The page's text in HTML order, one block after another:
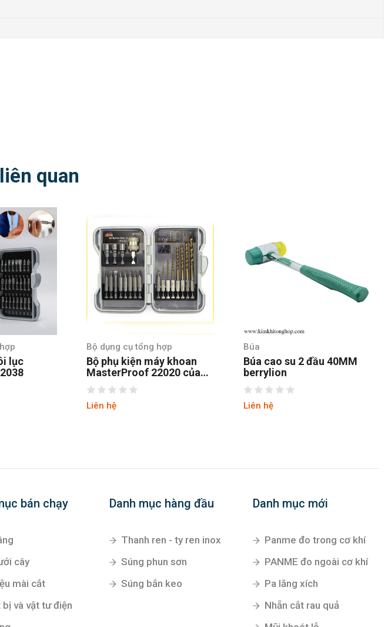
quan
lục
Bộ dụng cụ tổng hợp
Bộ phụ kiện máy khoan
MasterProof 22020 của
Đức 20 món
Liên hệ
Búa
Búa cao su 2 đầu 40MM
berrylion
Liên hệ
bán chạy
cây
mài cắt
bị và vật tư điện
Danh mục hàng đầu
Thanh ren - ty ren inox
Súng phun sơn
Súng bắn keo
Danh mục mới
Panme đo trong cơ khí
PANME đo ngoài cơ khí
Pa lăng xích
Nhẵn cắt rau quả